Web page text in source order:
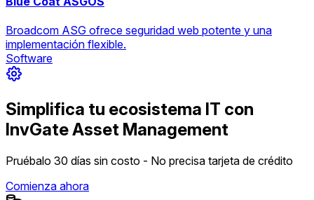
Broadcom ASG ofrece seguridad web potente y una
implementación flexible.
Software
Simplifica tu ecosistema IT con
InvGate Asset Management
Pruébalo 30 días sin costo - No precisa tarjeta de crédito
Comienza ahora